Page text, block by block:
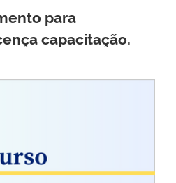
para
capacitação.